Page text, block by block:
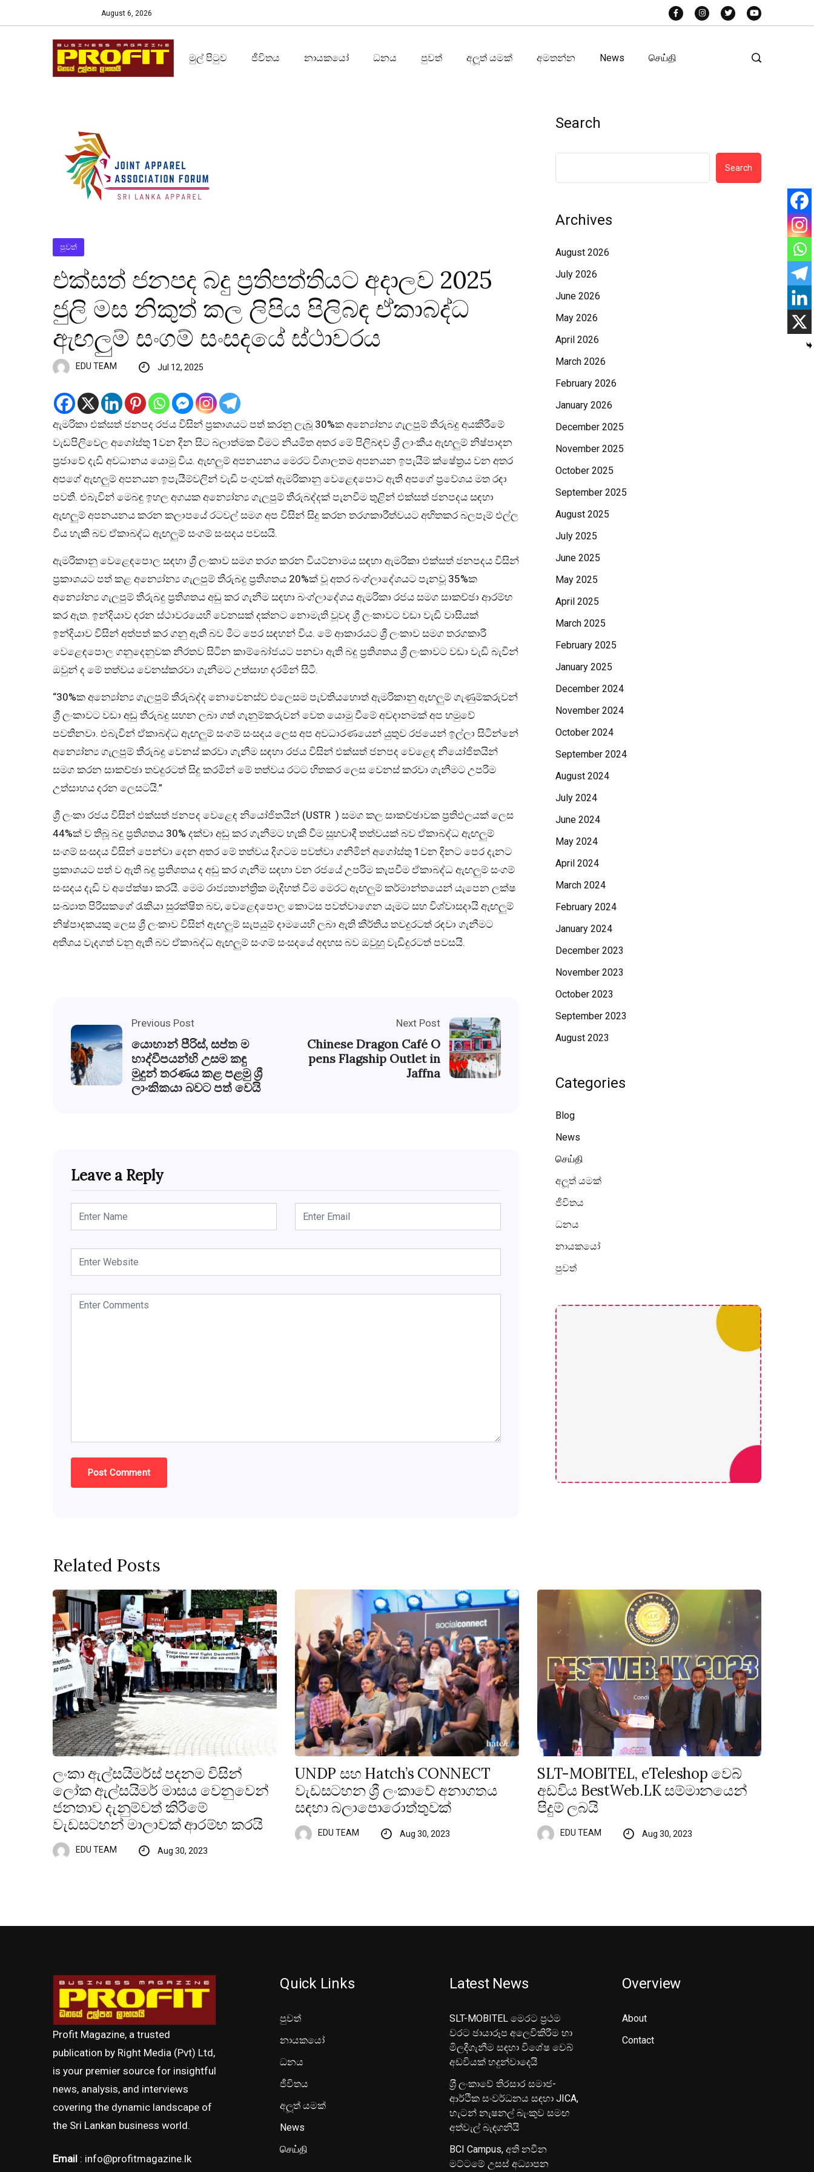
August 6, 2026
මුල් පිටුව ජීවිතය නායකයෝ ධනය පුවත් අලූත් යමක් අමතන්න News செய்தி
පුවත්
එක්සත් ජනපද බදු ප්‍රතිපත්තියට අදාලව 2025
ජුලි මස නිකුත් කල ලිපිය පිලිබඳ ඒකාබද්ධ
ඇඟලුම් සංගම් සංසදයේ ස්ථාවරය
EDU TEAM Jul 12, 2025
ඇමරිකා එක්සත් ජනපද රජය විසින් ප්‍රකාශයට පත් කරනු ලැබූ 30%ක අන්‍යෝන්‍ය ගැලපුම් තීරුබදු අයකිරීමේ
වැඩපිලිවෙල අගෝස්තු 1වන දින සිට බලාත්මක වීමට නියමිත අතර මේ පිලිබඳව ශ්‍රී ලාංකීය ඇඟලුම් නිෂ්පාදන
ප්‍රජාවේ දැඩි අවධානය යොමු විය. ඇඟලුම් අපනයනය මෙරට විශාලතම අපනයන ඉපැයීම් ක්ෂේත්‍රය වන අතර
අපගේ ඇඟලුම් අපනයන ඉපැයීම්වලින් වැඩි පංගුවක් ඇමරිකානු වෙළෙඳපොට ඇති අපගේ ප්‍රවේශය මත රඳා
පවතී. එබැවින් මෙබඳු ඉහල අගයක අන්‍යෝන්‍ය ගැලපුම් තීරුබද්දක් පැනවීම තුළින් එක්සත් ජනපදය සඳහා
ඇඟලුම් අපනයනය කරන කලාපයේ රටවල් සමග අප විසින් සිදු කරන තරගකාරීත්වයට අහිතකර බලපෑම් එල්ල
විය හැකි බව ඒකාබද්ධ ඇඟලුම් සංගම් සංසදය පවසයි.
ඇමරිකානු වෙළෙඳපොල සඳහා ශ්‍රී ලංකාව සමග තරග කරන වියට්නාමය සඳහා ඇමරිකා එක්සත් ජනපදය විසින්
ප්‍රකාශයට පත් කළ අන්‍යෝන්‍ය ගැලපුම් තීරුබදු ප්‍රතිශතය 20%ක් වූ අතර බංග්ලාදේශයට පැනවූ 35%ක
අන්‍යෝන්‍ය ගැලපුම් තීරුබදු ප්‍රතිශතය අඩු කර ගැනීම සඳහා බංග්ලාදේශය ඇමරිකා රජය සමග සාකච්ඡා ආරම්භ
කර ඇත. ඉන්දියාව දරන ස්ථාවරයෙහි වෙනසක් දක්නට නොමැති වූවද ශ්‍රී ලංකාවට වඩා වැඩි වාසියක්
ඉන්දියාව විසින් අත්පත් කර ගනු ඇති බව මීට පෙර සඳහන් විය. මේ ආකාරයට ශ්‍රී ලංකාව සමග තරගකාරී
වෙළෙඳපොල ගනුදෙනුවක නිරතව සිටින කාම්බෝජයට පනවා ඇති බදු ප්‍රතිශතය ශ්‍රී ලංකාවට වඩා වැඩි බැවින්
ඔවුන් ද මේ තත්වය වෙනස්කරවා ගැනීමට උත්සාහ දරමින් සිටී.
“30%ක අන්‍යෝන්‍ය ගැලපුම් තීරුබද්ද නොවෙනස්ව එලෙසම පැවතියහොත් ඇමරිකානු ඇඟලුම් ගැණුම්කරුවන්
ශ්‍රී ලංකාවට වඩා අඩු තීරුබදු සහන ලබා ගත් ගැනුම්කරුවන් වෙත යොමු වීමේ අවදානමක් අප හමුවේ
පවතිනවා. එබැවින් ඒකාබද්ධ ඇඟලුම් සංගම් සංසදය ලෙස අප අවධාරණයෙන් යුතුව රජයෙන් ඉල්ලා සිටින්නේ
අන්‍යෝන්‍ය ගැලපුම් තීරුබදු වෙනස් කරවා ගැනීම සඳහා රජය විසින් එක්සත් ජනපද වෙ‌ළෙඳ නියෝජිතයින්
සමග කරන සාකච්ඡා තවදුරටත් සිදු කරමින් මේ තත්වය රටට හිතකර ලෙස වෙනස් කරවා ගැනීමට උපරිම
උත්සාහය දරන ලෙසටයි.”
ශ්‍රී ලංකා රජය විසින් එක්සත් ජනපද වෙ‌ළෙඳ නියෝජිතයින් (USTR ) සමග කල සාකච්ඡාවක ප්‍රතිඵලයක් ලෙස
44%ක් ව තිබූ බදු ප්‍රතිශතය 30% දක්වා අඩු කර ගැනීමට හැකි වීම සුභවාදී තත්වයක් බව ඒකාබද්ධ ඇඟලුම්
සංගම් සංසදය විසින් පෙන්වා දෙන අතර මේ තත්වය දිගටම පවත්වා ගනිමින් අගෝස්තු 1වන දිනට පෙර දැනට
ප්‍රකාශයට පත් ව ඇති බදු ප්‍රතිශතය ද අඩු කර ගැනීම සඳහා වන රජයේ උපරිම කැපවීම ඒකාබද්ධ ඇඟලුම් සංගම්
සංසදය දැඩි ව අපේක්ෂා කරයි. මෙම රාජ්‍යතාන්ත්‍රික මැදිහත් වීම මෙරට ඇඟලුම් කර්මාන්තයෙන් යැපෙන ලක්ෂ
සංඛ්‍යාත පිරිසකගේ රැකියා සුරක්ෂිත බව, වෙළෙඳපොල කොටස පවත්වාගෙන යෑමට සහ විශ්වාසදායි ඇඟලුම්
නිෂ්පාදකයකු ලෙස ශ්‍රී ලංකාව විසින් ඇඟලුම් සැපයුම් දාමයෙහි ලබා ඇති කීර්තිය තවදුරටත් රඳවා ගැනීමට
අතිශය වැදගත් වනු ඇති බව ඒකාබද්ධ ඇඟලුම් සංගම් සංසදයේ අදහස බව ඔවුහු වැඩිදුරටත් පවසයි.
Previous Post
යොහාන් පීරිස්, සප්ත ම
හාද්වීපයන්හි උසම කඳු
මුදුන් තරණය කළ පළමු ශ්‍රී
ලාංකිකයා බවට පත් වෙයි
Next Post
Chinese Dragon Café O
pens Flagship Outlet in
Jaffna
Leave a Reply
Search
Search
Archives
August 2026
July 2026
June 2026
May 2026
April 2026
March 2026
February 2026
January 2026
December 2025
November 2025
October 2025
September 2025
August 2025
July 2025
June 2025
May 2025
April 2025
March 2025
February 2025
January 2025
December 2024
November 2024
October 2024
September 2024
August 2024
July 2024
June 2024
May 2024
April 2024
March 2024
February 2024
January 2024
December 2023
November 2023
October 2023
September 2023
August 2023
Categories
Blog
News
செய்தி
අලූත් යමක්
ජීවිතය
ධනය
නායකයෝ
පුවත්
Related Posts
ලංකා ඇල්සයිමර්ස් පදනම විසින්
ලෝක ඇල්සයිමර් මාසය වෙනුවෙන්
ජනතාව දැනුම්වත් කිරීමේ
වැඩසටහන් මාලාවක් ආරම්භ කරයි
EDU TEAM Aug 30, 2023
UNDP සහ Hatch’s CONNECT
වැඩසටහන ශ්‍රී ලංකාවේ අනාගතය
සඳහා බලාපොරොත්තුවක්
EDU TEAM Aug 30, 2023
SLT-MOBITEL, eTeleshop වෙබ්
අඩවිය BestWeb.LK සම්මානයෙන්
පිදුම් ලබයි
EDU TEAM Aug 30, 2023
Profit Magazine, a trusted
publication by Right Media (Pvt) Ltd,
is your premier source for insightful
news, analysis, and interviews
covering the dynamic landscape of
the Sri Lankan business world.
Email : info@profitmagazine.lk
Quick Links
පුවත්
නායකයෝ
ධනය
ජීවිතය
අලූත් යමක්
News
செய்தி
Latest News
SLT-MOBITEL මෙරට ප්‍රථම
වරට ඡායාරූප අලෙවිකිරීම හා
මිලදීගැනීම සඳහා විශේෂ වෙබ්
අඩවියක් හදුන්වාදෙයි
ශ‍්‍රී ලංකාවේ තිරසාර සමාජ-
ආර්ථික සංවර්ධනය සඳහා JICA,
හැටන් නැෂනල් බැංකුව සමඟ
අත්වැල් බැඳගනියි
BCI Campus, අති නවීන
මට්ටමේ උසස් අධ්‍යාපන
Overview
About
Contact